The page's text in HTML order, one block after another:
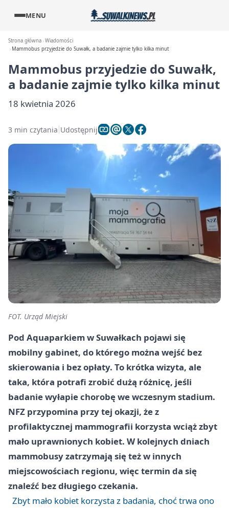
MENU
Strona główna Wiadomości
Mammobus przyjedzie do Suwałk, a badanie zajmie tylko kilka minut
Mammobus przyjedzie do Suwałk,
a badanie zajmie tylko kilka minut
18 kwietnia 2026
3 min czytania Udostępnij
FOT. Urząd Miejski
Pod Aquaparkiem w Suwałkach pojawi się
mobilny gabinet, do którego można wejść bez
skierowania i bez opłaty. To krótka wizyta, ale
taka, która potrafi zrobić dużą różnicę, jeśli
badanie wyłapie chorobę we wczesnym stadium.
NFZ przypomina przy tej okazji, że z
profilaktycznej mammografii korzysta wciąż zbyt
mało uprawnionych kobiet. W kolejnych dniach
mammobusy zatrzymają się też w innych
miejscowościach regionu, więc termin da się
znaleźć bez długiego czekania.
Zbyt mało kobiet korzysta z badania, choć trwa ono